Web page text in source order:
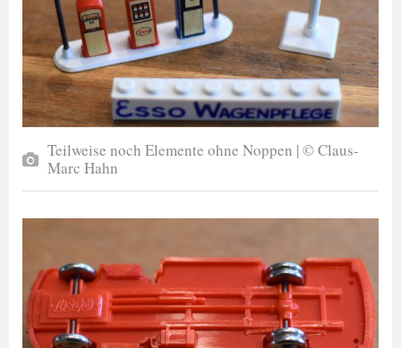
Teilweise noch Elemente ohne Noppen | © Claus-
Marc Hahn